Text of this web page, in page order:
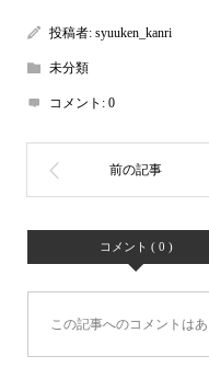
投稿者: syuuken_kanri
未分類
コメント: 0
コメント ( 0 )
この記事へのコメントはあ